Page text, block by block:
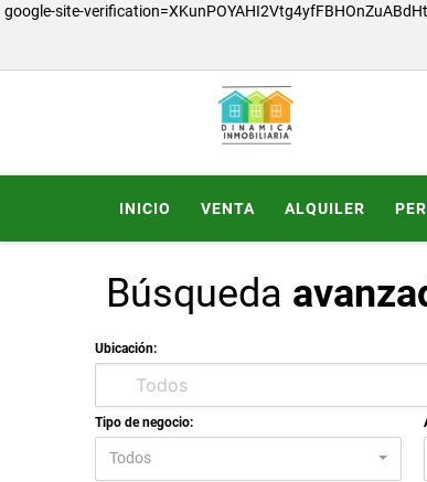
google-site-
INICIO VENTA ALQUILER
Búsqueda
Ubicación:
Tipo de negocio:
Todos